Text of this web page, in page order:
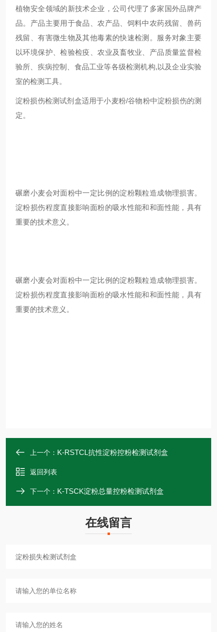
植物安全领域的新技术企业，公司代理了多家国外品牌产
品。产品主要用于食品、农产品、饲料中农药残留、兽药
残留、有害微生物及其他毒素的快速检测。服务对象主要
以环境保护、检验检疫、农业及畜牧业、产品质量监督检
验所、疾病控制、食品工业等各级检测机构,以及企业实验
室的检测工具。
淀粉损伤检测试剂盒适用于小麦粉/谷物粉中淀粉损伤的测
定。
碾磨小麦会对面粉中一定比例的淀粉颗粒造成物理损害。
淀粉损伤程度直接影响面粉的吸水性能和和面性能，具有
重要的技术意义。
碾磨小麦会对面粉中一定比例的淀粉颗粒造成物理损害。
淀粉损伤程度直接影响面粉的吸水性能和和面性能，具有
重要的技术意义。
上一个： K-RSTCL抗性淀粉控粉检测试剂盒
返回列表
下一个： K-TSCK淀粉总量控粉检测试剂盒
在线留言